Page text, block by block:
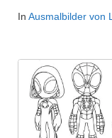
In Ausmalbilder von